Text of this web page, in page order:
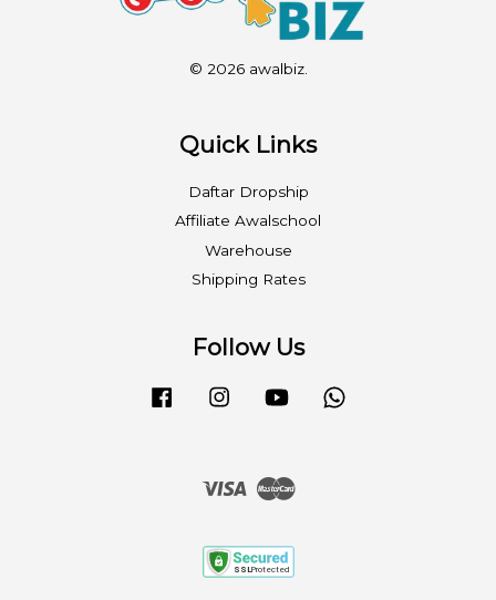
© 2026 awalbiz.
Quick Links
Daftar Dropship
Affiliate Awalschool
Warehouse
Shipping Rates
Follow Us
FacebookInstagramYouTube
Visa Master